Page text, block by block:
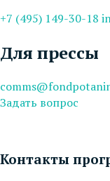
+7 (495) 149-30-18
Для прессы
Задать вопрос
Контакты